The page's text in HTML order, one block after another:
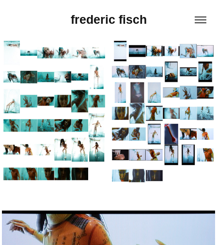
frederic fisch